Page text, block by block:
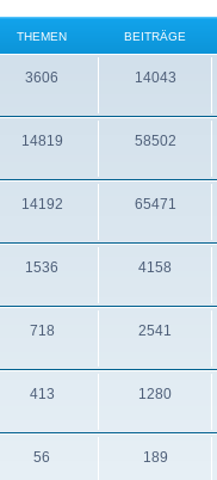
THEMEN BEITRÄGE
3606 14043
14819 58502
14192 65471
1536 4158
718 2541
413 1280
56 189